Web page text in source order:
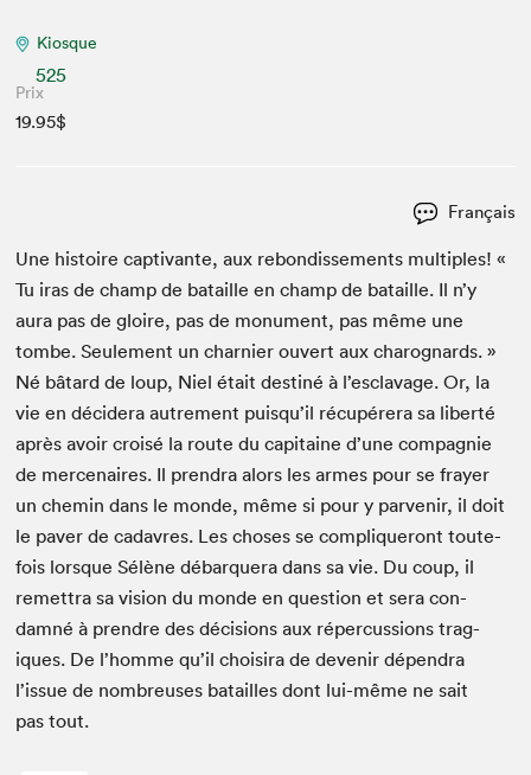
Kiosque
525
Prix
19.95$
Français
Une his­toire cap­ti­vante, aux rebondisse­ments mul­ti­ples! «
Tu iras de champ de bataille en champ de bataille. Il n’y
aura pas de gloire, pas de mon­u­ment, pas même une
tombe. Seule­ment un charnier ouvert aux charog­nards. »
Né bâtard de loup, Niel était des­tiné à l’esclavage. Or, la
vie en décidera autrement puisqu’il récupér­era sa lib­erté
après avoir croisé la route du cap­i­taine d’une com­pag­nie
de mer­ce­naires. Il pren­dra alors les armes pour se fray­er
un chemin dans le monde, même si pour y par­venir, il doit
le paver de cadavres. Les choses se com­pli­queront toute­
fois lorsque Sélène débar­quera dans sa vie. Du coup, il
remet­tra sa vision du monde en ques­tion et sera con­
damné à pren­dre des déci­sions aux réper­cus­sions trag­
iques. De l’homme qu’il choisira de devenir dépen­dra
l’issue de nom­breuses batailles dont lui-même ne sait
pas tout.